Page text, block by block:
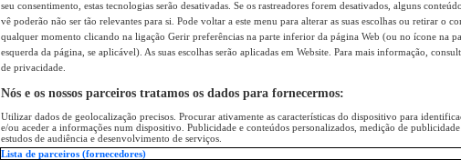
seu consentimento, estas tecnologias serão desativadas. Se os rastreadores forem desativados, alguns
vê poderão não ser tão relevantes para si. Pode voltar a este menu para alterar as suas escolhas ou retirar o
qualquer momento clicando na ligação Gerir preferências na parte inferior da página Web (ou no ícone na
esquerda da página, se aplicável). As suas escolhas serão aplicadas em Website. Para mais informação,
de privacidade.
Nós e os nossos parceiros tratamos os dados para fornecermos:
Utilizar dados de geolocalização precisos. Procurar ativamente as características do dispositivo para
e/ou aceder a informações num dispositivo. Publicidade e conteúdos personalizados, medição de publicidade
estudos de audiência e desenvolvimento de serviços.
Lista de parceiros (fornecedores)